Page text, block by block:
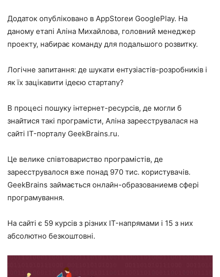
Додаток опубліковано в AppStoreи GooglePlay. На
даному етапі Аліна Михайлова, головний менеджер
проекту, набирає команду для подальшого розвитку.
Логічне запитання: де шукати ентузіастів-розробників і
як їх зацікавити ідеєю стартапу?
В процесі пошуку інтернет-ресурсів, де могли б
знайтися такі програмісти, Аліна зареєструвалася на
сайті IT-порталу GeekBrains.ru.
Це велике співтовариство програмістів, де
зареєструвалося вже понад 970 тис. користувачів.
GeekBrains займається онлайн-образованиемв сфері
програмування.
На сайті є 59 курсів з різних IT-напрямами і 15 з них
абсолютно безкоштовні.